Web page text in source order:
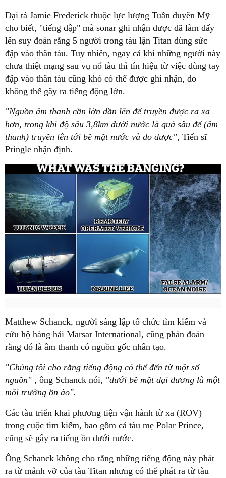
Đại tá Jamie Frederick thuộc lực lượng Tuần duyên Mỹ
cho biết, "tiếng đập" mà sonar ghi nhận được đã làm dấy
lên suy đoán rằng 5 người trong tàu lặn Titan dùng sức
đập vào thân tàu. Tuy nhiên, ngay cả khi những người này
chưa thiệt mạng sau vụ nổ tàu thì tín hiệu từ việc dùng tay
đập vào thân tàu cũng khó có thể được ghi nhận, do
không thể gây ra tiếng động lớn.
"Nguồn âm thanh cần lớn dần lên để truyền được ra xa
hơn, trong khi độ sâu 3,8km dưới nước là quá sâu để (âm
thanh) truyền lên tới bề mặt nước và đo được", Tiến sĩ
Pringle nhận định.
Matthew Schanck, người sáng lập tổ chức tìm kiếm và
cứu hộ hàng hải Marsar International, cũng phán đoán
rằng đó là âm thanh có nguồn gốc nhân tạo.
"Chúng tôi cho rằng tiếng động có thể đến từ một số
nguồn" , ông Schanck nói, "dưới bề mặt đại dương là một
môi trường ồn ào".
Các tàu triển khai phương tiện vận hành từ xa (ROV)
trong cuộc tìm kiếm, bao gồm cả tàu mẹ Polar Prince,
cũng sẽ gây ra tiếng ồn dưới nước.
Ông Schanck không cho rằng những tiếng động này phát
ra từ mảnh vỡ của tàu Titan nhưng có thể phát ra từ tàu